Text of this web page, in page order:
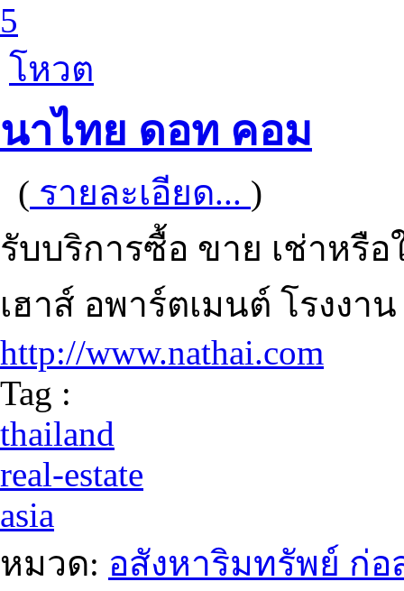
5
โหวต
นาไทย ดอท คอม
( รายละเอียด... )
รับบริการซื้อ ขาย เช่าหรื
เฮาส์ อพาร์ตเมนต์ โรงงา
http://www.nathai.com
Tag :
thailand
real-estate
asia
หมวด: อสังหาริมทรัพย์ ก่